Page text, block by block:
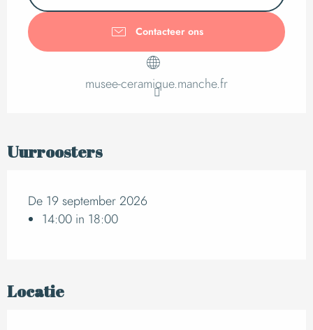
Contacteer ons
musee-ceramique.manche.fr
Uurroosters
De 19 september 2026
14:00 in 18:00
Locatie